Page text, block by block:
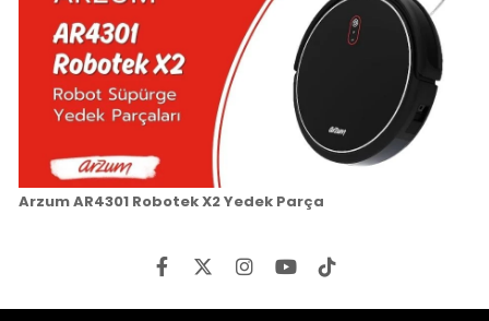
Arzum AR4301 Robotek X2 Yedek Parça